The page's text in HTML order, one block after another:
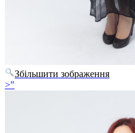
Збільшити зображення
>"